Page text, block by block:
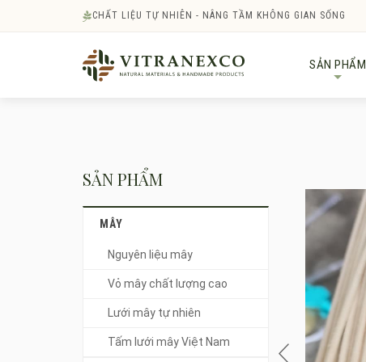
CHẤT LIỆU TỰ NHIÊN - NÂNG TẦM KHÔNG GIAN SỐNG
SẢN PHẨM
SẢN PHẨM
MÂY
Nguyên liệu mây
Vỏ mây chất lượng cao
Lưới mây tự nhiên
Tấm lưới mây Việt Nam